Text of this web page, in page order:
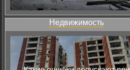
Недвижимость